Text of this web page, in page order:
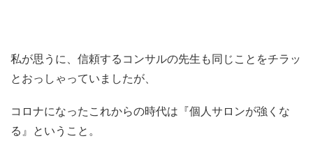
私が思うに、信頼するコンサルの先生も同じことをチラッ
とおっしゃっていましたが、
コロナになったこれからの時代は『個人サロンが強くな
る』ということ。